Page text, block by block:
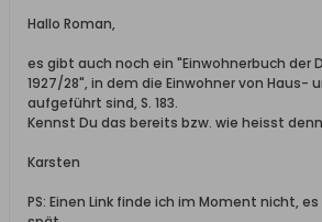
Hallo Roman,
es gibt auch noch ein "Einwohnerbuch der
1927/28", in dem die Einwohner von Haus-
aufgeführt sind, S. 183.
Kennst Du das bereits bzw. wie heisst
Karsten
PS: Einen Link finde ich im Moment nicht,